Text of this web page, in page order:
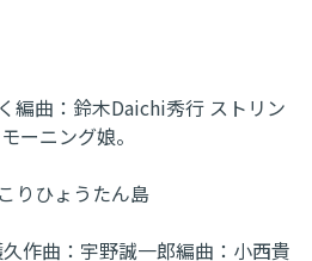
編曲： 鈴木Daichi秀行 ストリン
モーニング娘。
りひょうたん島
作曲： 宇野誠一郎編曲： 小西貴